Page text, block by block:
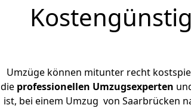
Umzüge können mitunter recht
die professionellen Umzugsexperten
ist, bei einem Umzug von Saarbrücken